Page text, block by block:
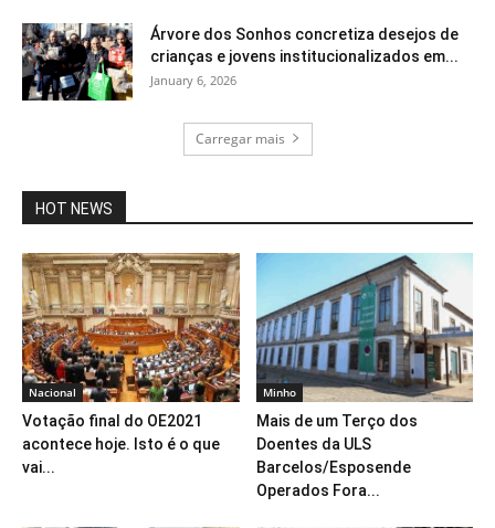
Árvore dos Sonhos concretiza desejos de
crianças e jovens institucionalizados em...
January 6, 2026
Carregar mais
HOT NEWS
Nacional
Votação final do OE2021
acontece hoje. Isto é o que
vai...
Minho
Mais de um Terço dos
Doentes da ULS
Barcelos/Esposende
Operados Fora...